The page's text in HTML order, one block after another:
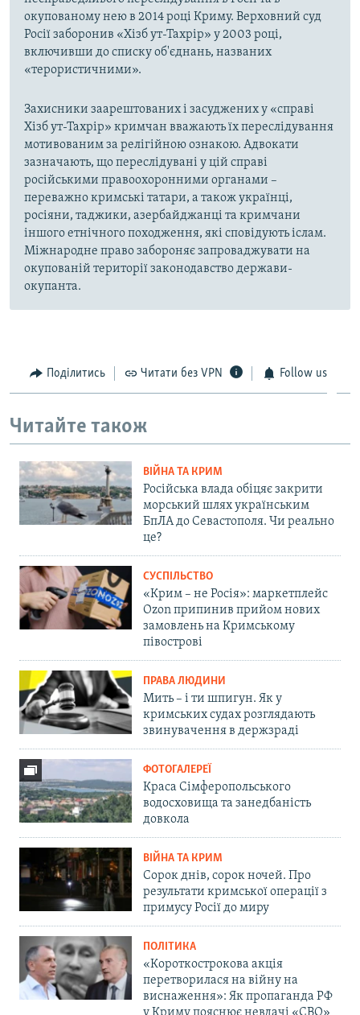
окупованому нею в 2014 році Криму. Верховний суд
Росії заборонив «Хізб ут-Тахрір» у 2003 році,
включивши до списку об'єднань, названих
«терористичними».
Захисники заарештованих і засуджених у «справі
Хізб ут-Тахрір» кримчан вважають їх переслідування
мотивованим за релігійною ознакою. Адвокати
зазначають, що переслідувані у цій справі
російськими правоохоронними органами –
переважно кримські татари, а також українці,
росіяни, таджики, азербайджанці та кримчани
іншого етнічного походження, які сповідують іслам.
Міжнародне право забороняє запроваджувати на
окупованій території законодавство держави-
окупанта.
Поділитись Читати без VPN Follow us
Читайте також
ВІЙНА ТА КРИМ
Російська влада обіцяє закрити
морський шлях українським
БпЛА до Севастополя. Чи реально
це?
СУСПІЛЬСТВО
«Крим – не Росія»: маркетплейс
Ozon припинив прийом нових
замовлень на Кримському
півострові
ПРАВА ЛЮДИНИ
Мить – і ти шпигун. Як у
кримських судах розглядають
звинувачення в держзраді
ФОТОГАЛЕРЕЇ
Краса Сімферопольського
водосховища та занедбаність
довкола
ВІЙНА ТА КРИМ
Сорок днів, сорок ночей. Про
результати кримської операції з
примусу Росії до миру
ПОЛІТИКА
«Короткострокова акція
перетворилася на війну на
виснаження»: Як пропаганда РФ